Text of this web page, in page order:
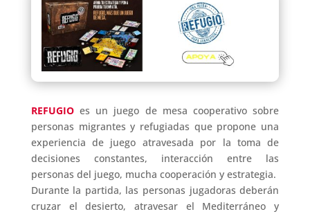
REFUGIOes un juego de mesa cooperativo sobre
personas migrantes y refugiadas que propone una
experiencia de juego atravesada por la toma de
decisiones constantes, interacción entre las
personas del juego, mucha cooperación y estrategia.
Durante la partida, las personas jugadoras deberán
cruzar el desierto, atravesar el Mediterráneo y